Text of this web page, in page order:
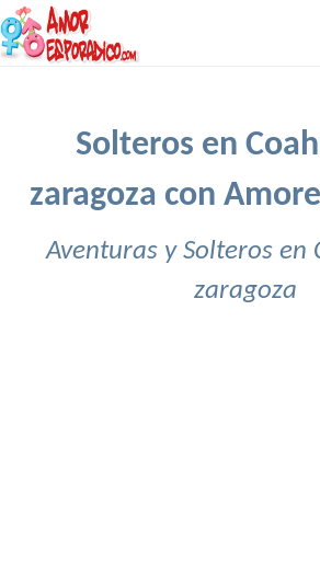
Solteros en
zaragoza con
Aventuras y Solteros en
zaragoza